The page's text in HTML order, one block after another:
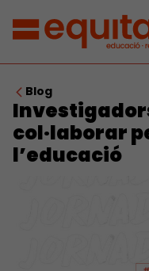
Blog
col·laborar
l’educació